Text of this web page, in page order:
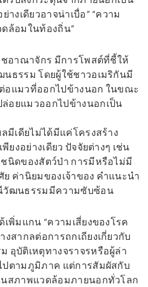
างเดียวอาจน่าเบื่อ” “ความ
ล้อมในท้องถิ่น”
อาณาจักร มีการโพสต์ที่ชี้ให้
ธรรม โดยผู้ใช้ชาวอเมริกันมี
อแมวที่ออกไปข้างนอก ในขณะ
อยแมวออกไปข้างนอกเป็น
มีเดียไม่ได้มีแค่โครงสร้าง
ยงอย่างเดียว ปัจจัยต่างๆ เช่น
นิดของสัตว์ป่า การมีหรือไม่มี
ค่านิยมของเจ้าของ คำแนะนำ
วัฒนธรรมมีความซับซ้อน
พิ่มแกน “ความเสี่ยงของโรค
สากลต่อการถกเถียงเกี่ยวกับ
อุบัติเหตุทางจราจรหรือผู้ล่า
ปตามภูมิภาค แต่การสัมผัสกับ
นสภาพแวดล้อมภายนอกทั่วโลก